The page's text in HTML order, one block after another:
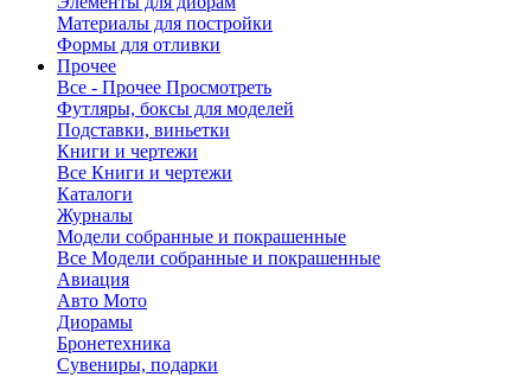
Материалы для постройки
Формы для отливки
Прочее
Все - Прочее Просмотреть
Футляры, боксы для моделей
Подставки, виньетки
Книги и чертежи
Все Книги и чертежи
Каталоги
Журналы
Модели собранные и покрашенные
Все Модели собранные и покрашенные
Авиация
Авто Мото
Диорамы
Бронетехника
Сувениры, подарки